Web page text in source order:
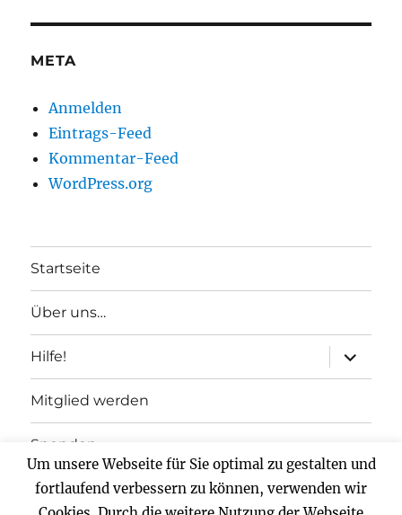
META
Anmelden
Eintrags-Feed
Kommentar-Feed
WordPress.org
Startseite
Über uns…
Hilfe!
anzeigen
Mitglied werden
Spenden
Impressum
Um unsere Webseite für Sie optimal zu gestalten und
fortlaufend verbessern zu können, verwenden wir